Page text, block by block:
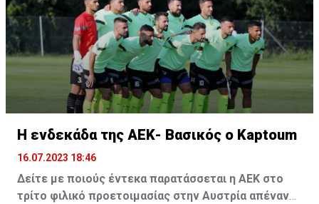
Τζιωρτζής (65' Faraj), Κατελάρης (65' Milicevic).
Στον πάγκο: Piric, Στυλιανίδης, Tomovic, Καψής, Sol,
Faraj, Lopes, Angel, Milicevic, Pons, Εγγλέζου, Facundo,
Gonzalez, Guyrcso, Μάμας.
Κisvarda FC (Milos Kruscic): Kovacs, Navratil, Raul, Szor,
Lippai, Alic, Kormendi, Makowski, Czekus, Ilievski,
Στον πάγκο: Petkovic, Cipetic, Kovasic, Jovicic, Szeles,
Vida, Otvos, Lucas, Camas, Mesanovic.
H ενδεκάδα της ΑΕΚ- Βασικός ο Kaptoum
16.07.2023 18:46
Δείτε με ποιούς έντεκα παρατάσσεται η ΑΕΚ στο
τρίτο φιλικό προετοιμασίας στην Αυστρία απέναντι